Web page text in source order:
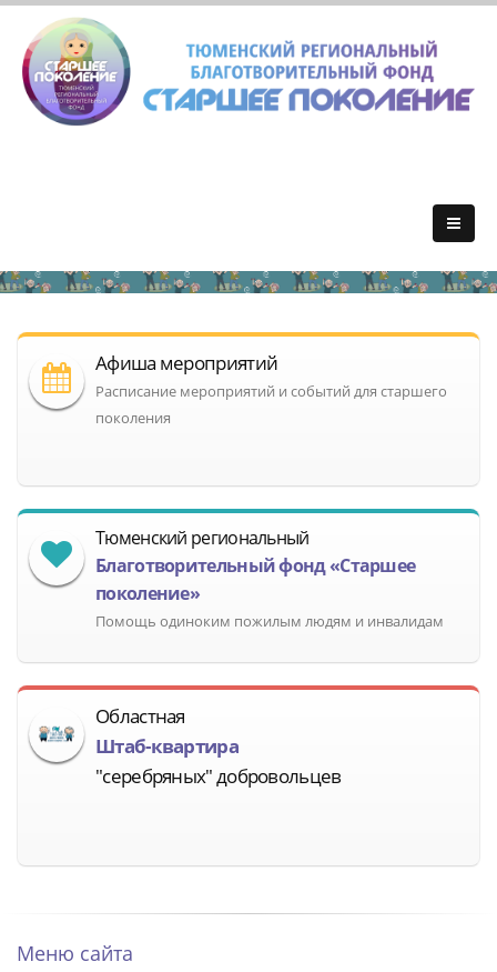
Афиша мероприятий
Расписание мероприятий и событий для старшего
поколения
Тюменский региональный
Благотворительный фонд «Старшее
поколение»
Помощь одиноким пожилым людям и инвалидам
Областная
Штаб-квартира
"серебряных" добровольцев
Меню сайта